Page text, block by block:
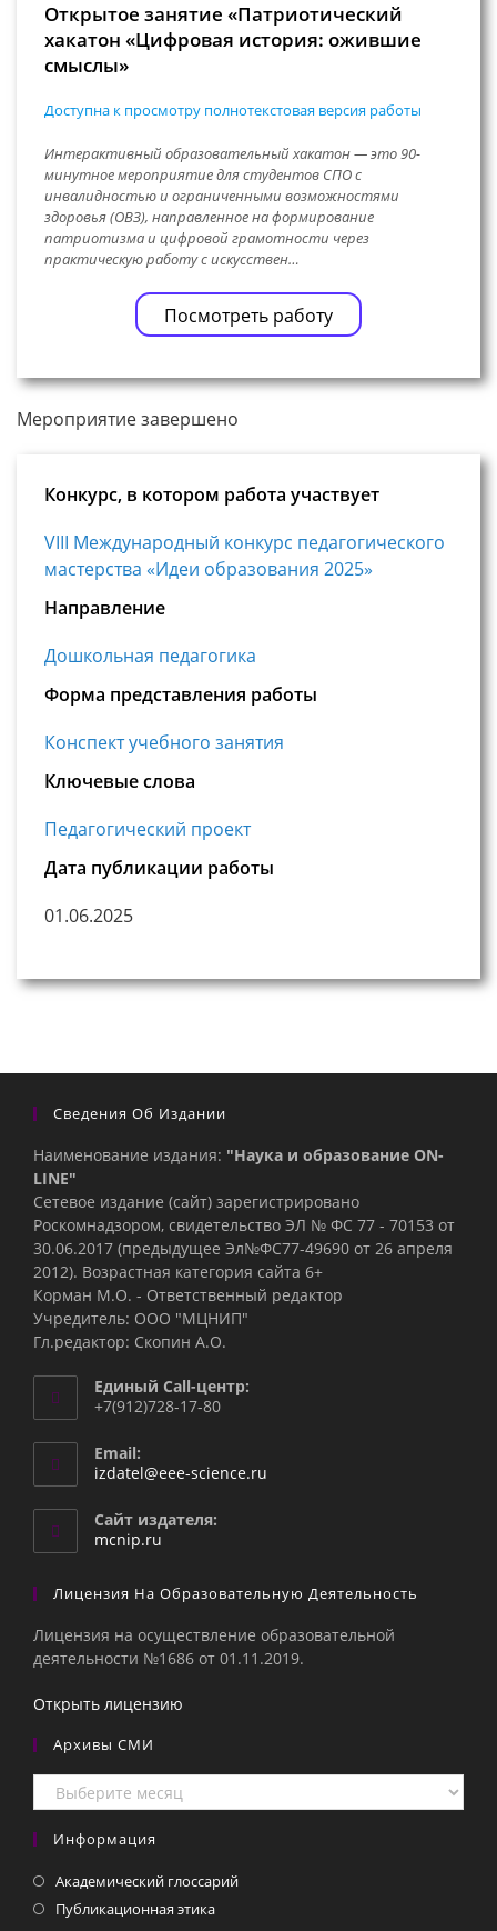
Открытое занятие «Патриотический
хакатон «Цифровая история: ожившие
смыслы»
Доступна к просмотру полнотекстовая версия работы
Интерактивный образовательный хакатон — это 90-
минутное мероприятие для студентов СПО с
инвалидностью и ограниченными возможностями
здоровья (ОВЗ), направленное на формирование
патриотизма и цифровой грамотности через
практическую работу с искусствен…
Посмотреть работу
Мероприятие завершено
Конкурс, в котором работа участвует
VIII Международный конкурс педагогического
мастерства «Идеи образования 2025»
Направление
Дошкольная педагогика
Форма представления работы
Конспект учебного занятия
Ключевые слова
Педагогический проект
Дата публикации работы
01.06.2025
Сведения Об Издании
Наименование издания: "Наука и образование ON-
LINE"
Сетевое издание (сайт) зарегистрировано
Роскомнадзором, свидетельство ЭЛ № ФС 77 - 70153 от
30.06.2017 (предыдущее Эл№ФC77-49690 от 26 апреля
2012). Возрастная категория сайта 6+
Корман М.О. - Ответственный редактор
Учредитель: ООО "МЦНИП"
Гл.редактор: Скопин А.О.
Единый Call-центр:
+7(912)728-17-80
Email:
izdatel@eee-science.ru
Сайт издателя:
mcnip.ru
Лицензия На Образовательную Деятельность
Лицензия на осуществление образовательной
деятельности №1686 от 01.11.2019.
Открыть лицензию
Архивы СМИ
Архивы
СМИ
Информация
Академический глоссарий
Публикационная этика